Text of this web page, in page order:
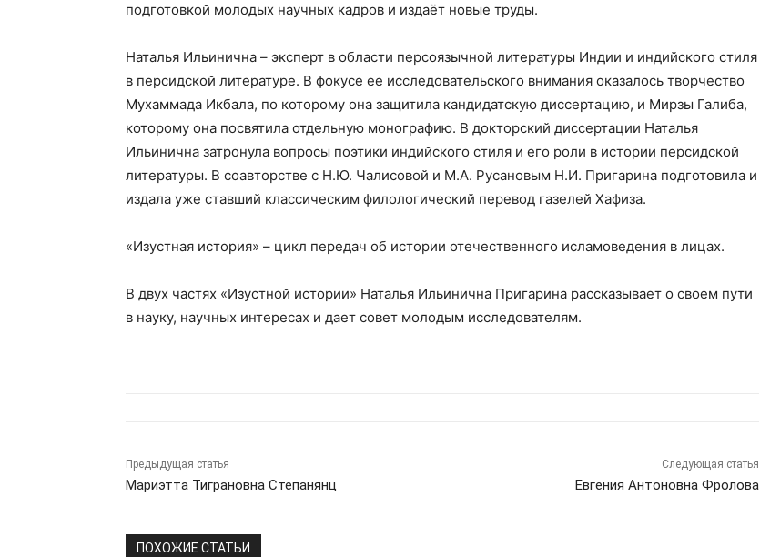
подготовкой молодых научных кадров и издаёт новые труды.
Наталья Ильинична – эксперт в области персоязычной литературы Индии и индийского стиля
в персидской литературе. В фокусе ее исследовательского внимания оказалось творчество
Мухаммада Икбала, по которому она защитила кандидатскую диссертацию, и Мирзы Галиба,
которому она посвятила отдельную монографию. В докторский диссертации Наталья
Ильинична затронула вопросы поэтики индийского стиля и его роли в истории персидской
литературы. В соавторстве с Н.Ю. Чалисовой и М.А. Русановым Н.И. Пригарина подготовила и
издала уже ставший классическим филологический перевод газелей Хафиза.
«Изустная история» – цикл передач об истории отечественного исламоведения в лицах.
В двух частях «Изустной истории» Наталья Ильинична Пригарина рассказывает о своем пути
в науку, научных интересах и дает совет молодым исследователям.
Предыдущая статья
Мариэтта Тиграновна Степанянц
Следующая статья
Евгения Антоновна Фролова
ПОХОЖИЕ СТАТЬИ